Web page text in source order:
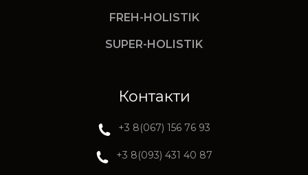
FREH-HOLISTIK
SUPER-HOLISTIK
Контакти
+3 8(067) 156 76 93
+3 8(093) 431 40 87